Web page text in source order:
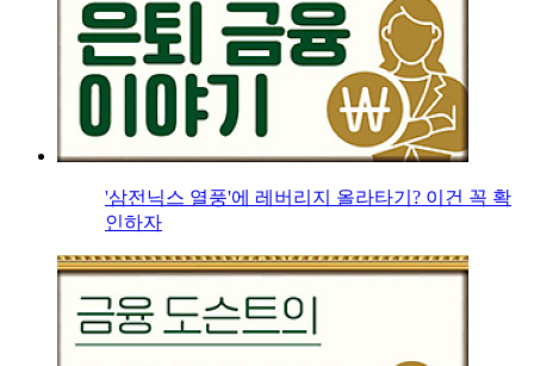
'삼전닉스 열풍'에 레버리지 올라타기? 이건 꼭 확
인하자